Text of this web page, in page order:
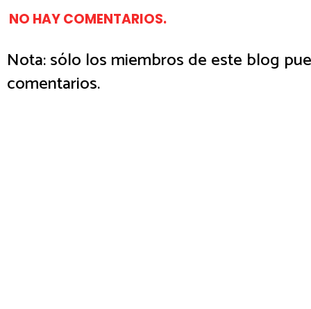
NO HAY COMENTARIOS.
Nota: sólo los miembros de este blog
comentarios.